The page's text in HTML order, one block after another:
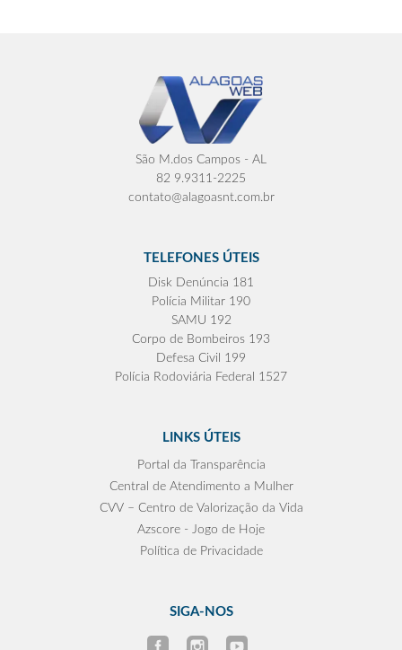
São M.dos Campos - AL
82 9.9311-2225
contato@alagoasnt.com.br
TELEFONES ÚTEIS
Disk Denúncia 181
Polícia Militar 190
SAMU 192
Corpo de Bombeiros 193
Defesa Civil 199
Polícia Rodoviária Federal 1527
LINKS ÚTEIS
Portal da Transparência
Central de Atendimento a Mulher
CVV – Centro de Valorização da Vida
Azscore - Jogo de Hoje
Política de Privacidade
SIGA-NOS